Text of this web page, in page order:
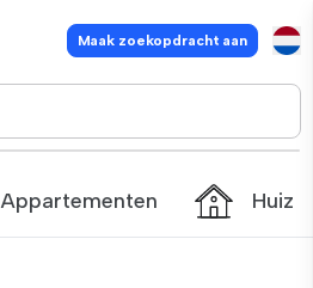
Maak zoekopdracht aan
Appartementen